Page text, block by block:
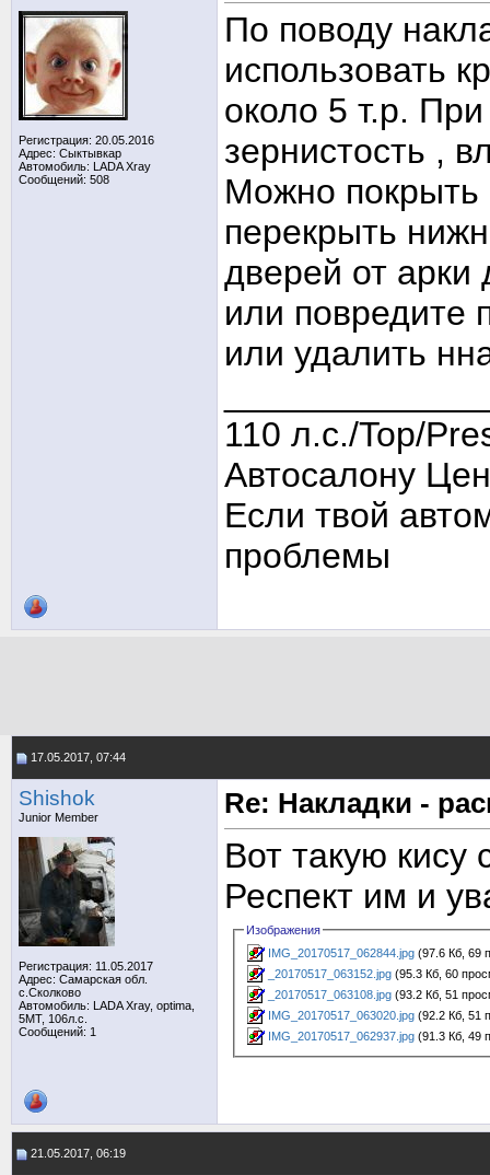
Регистрация: 20.05.2016
Адрес: Сыктывкар
Автомобиль: LADA Xray
Сообщений: 508
По поводу
использовать
около 5 т.р.
зернистость ,
Можно покрыть
перекрыть
дверей от арки
или повредите
или удалить
110 л.с./Top/
Автосалону
Если твой
проблемы
17.05.2017, 07:44
Shishok
Junior Member
Регистрация: 11.05.2017
Адрес: Самарская обл.
с.Сколково
Автомобиль: LADA Xray, optima,
5MT, 106л.с.
Сообщений: 1
Re: Накладки -
Вот такую кису
Респект им и
Изображения
IMG_20170517_062844.jpg (97.6 Кб, 69
_20170517_063152.jpg (95.3 Кб, 60
_20170517_063108.jpg (93.2 Кб, 51
IMG_20170517_063020.jpg (92.2 Кб, 51
IMG_20170517_062937.jpg (91.3 Кб, 49
21.05.2017, 06:19